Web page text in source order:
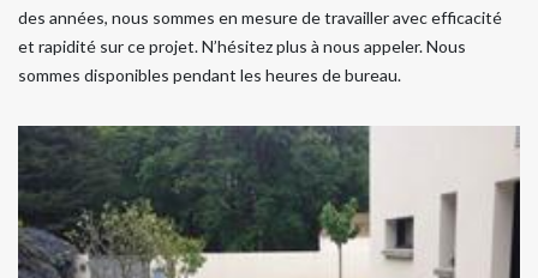
des années, nous sommes en mesure de travailler avec efficacité
et rapidité sur ce projet. N’hésitez plus à nous appeler. Nous
sommes disponibles pendant les heures de bureau.